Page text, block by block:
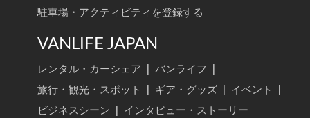
駐車場・アクティビティを登録する
VANLIFE JAPAN
レンタル・カーシェア バンライフ
旅行・観光・スポット
ギア・グッズ イベント
ビジネスシーン
インタビュー・ストーリー